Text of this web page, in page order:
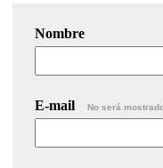
Nombre
E-mail No será